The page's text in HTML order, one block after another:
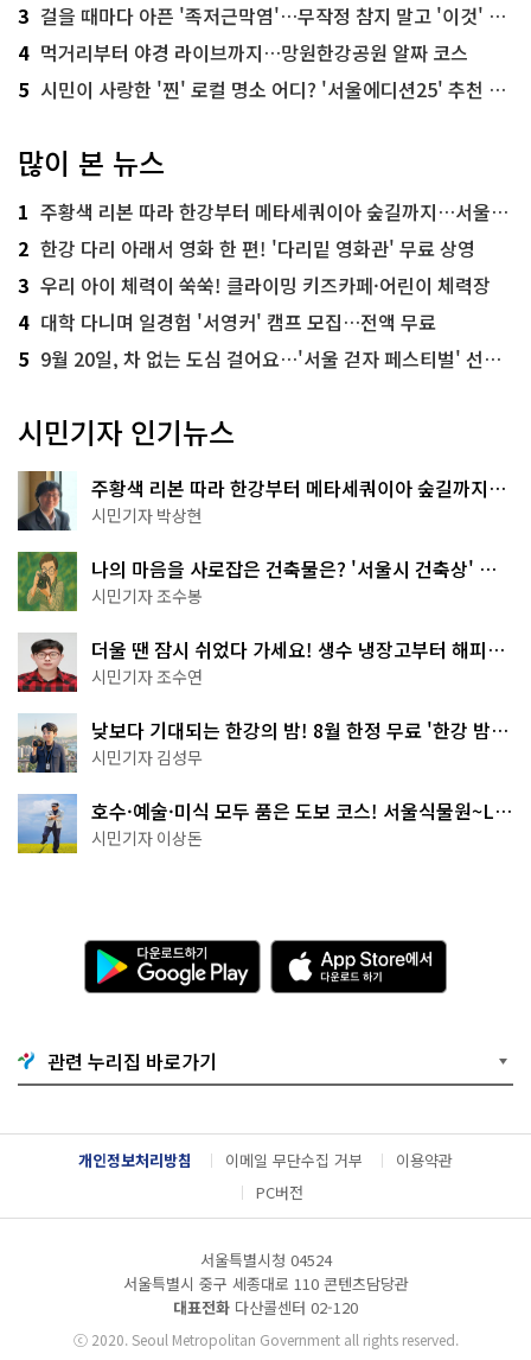
3 걸을 때마다 아픈 '족저근막염'…무작정 참지 말고 '이것' 해보세요!
4 먹거리부터 야경 라이브까지…망원한강공원 알짜 코스
5 시민이 사랑한 '찐' 로컬 명소 어디? '서울에디션25' 추천 코스
많이 본 뉴스
1 주황색 리본 따라 한강부터 메타세쿼이아 숲길까지…서울둘레길 15코스
2 한강 다리 아래서 영화 한 편! '다리밑 영화관' 무료 상영
3 우리 아이 체력이 쑥쑥! 클라이밍 키즈카페·어린이 체력장
4 대학 다니며 일경험 '서영커' 캠프 모집…전액 무료
5 9월 20일, 차 없는 도심 걸어요…'서울 걷자 페스티벌' 선착순 5천명
시민기자 인기뉴스
주황색 리본 따라 한강부터 메타세쿼이아 숲길까지…
서울둘레길 15코스
시민기자 박상현
나의 마음을 사로잡은 건축물은? '서울시 건축상' 수
상작 공개!
시민기자 조수봉
더울 땐 잠시 쉬었다 가세요! 생수 냉장고부터 해피소
·무더위쉼터까지
시민기자 조수연
낮보다 기대되는 한강의 밤! 8월 한정 무료 '한강 밤
핑' 예약은?
시민기자 김성무
호수·예술·미식 모두 품은 도보 코스! 서울식물원~LG
아트센터~마곡테라스거리
시민기자 이상돈
다
운
로
기
G
o
g
l
e
l
A
p
p
e
서
다
운
드
관련 누리집 바로가기
개인정보처리방침 이메일 무단수집 거부
이용약관
PC버전
서울특별시청 04524
서울특별시 중구 세종대로 110 콘텐츠담당관
대표전화 다산콜센터 02-120
ⓒ2020. Seoul Metropolitan Government all rights reserved.